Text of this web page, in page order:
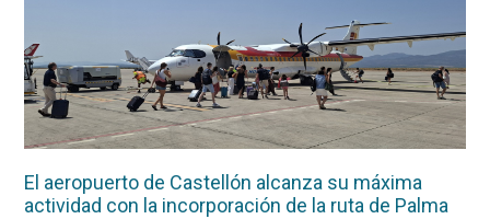
El aeropuerto de Castellón alcanza su máxima
actividad con la incorporación de la ruta de Palma